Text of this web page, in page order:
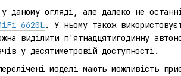
у даному огляді, але далеко не
6620L. У ньому також
виділити п'ятнадцятигодинну
у десятиметровій доступності.
моделі мають можливість